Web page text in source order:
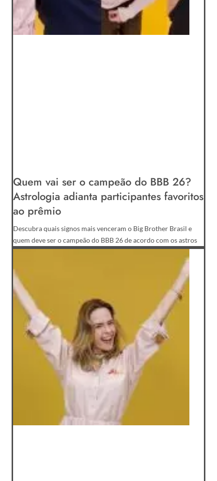
Quem vai ser o campeão do BBB 26?
Astrologia adianta participantes favoritos
ao prêmio
Descubra quais signos mais venceram o Big Brother Brasil e
quem deve ser o campeão do BBB 26 de acordo com os astros